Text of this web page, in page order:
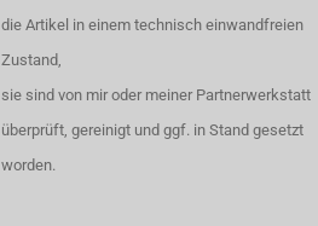
die Artikel in einem technisch einwandfreien
Zustand,
sie sind von mir oder meiner Partnerwerkstatt
überprüft, gereinigt und ggf. in Stand gesetzt
worden.